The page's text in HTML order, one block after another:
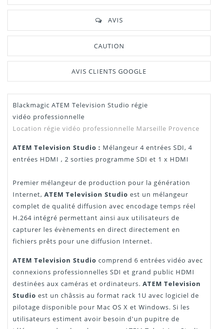
AVIS
CAUTION
AVIS CLIENTS GOOGLE
Manuel /
Notice
Télécharger Dans L'onglet
"Téléchargement"
Blackmagic ATEM Television Studio régie
vidéo professionnelle
Location régie vidéo professionnelle Marseille Provence
ATEM Television Studio : Mélangeur 4 entrées SDI, 4
entrées HDMI , 2 sorties programme SDI et 1 x HDMI
Premier mélangeur de production pour la génération
Internet, ATEM Television Studio est un mélangeur
complet de qualité diffusion avec encodage temps réel
H.264 intégré permettant ainsi aux utilisateurs de
capturer les évènements en direct directement en
fichiers prêts pour une diffusion Internet.
ATEM Television Studio comprend 6 entrées vidéo avec
connexions professionnelles SDI et grand public HDMI
destinées aux caméras et ordinateurs. ATEM Television
Studio est un châssis au format rack 1U avec logiciel de
pilotage disponible pour Mac OS X et Windows. Si les
utilisateurs estiment avoir besoin d'un pupitre de